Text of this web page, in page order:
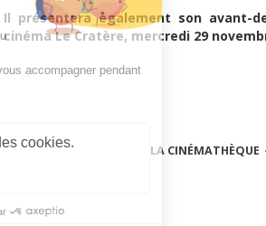
Il présentera également son avant-
cinéma Le Cratère, mercredi 29
LA CINÉMATHÈQUE ·